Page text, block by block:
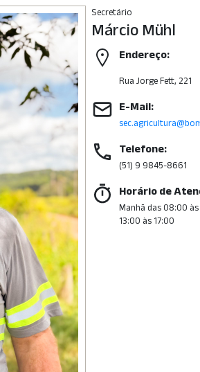
Secretário
Márcio Mühl
Endereço:
Rua Jorge Fett, 221
E-Mail:
Telefone:
(51) 9 9845-8661
Horário de
Manhã das 08:00 às
13:00 às 17:00